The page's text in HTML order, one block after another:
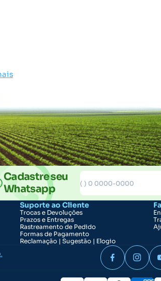
Cadastre seu
Whatsapp
Suporte ao Cliente
Trocas e Devoluções
Prazos e Entregas
Rastreamento de Pedido
Formas de Pagamento
Reclamação | Sugestão | Elogio